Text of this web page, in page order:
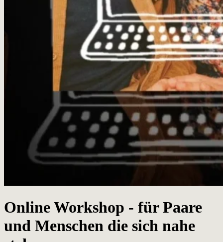
Online Workshop - für Paare
und Menschen die sich nahe